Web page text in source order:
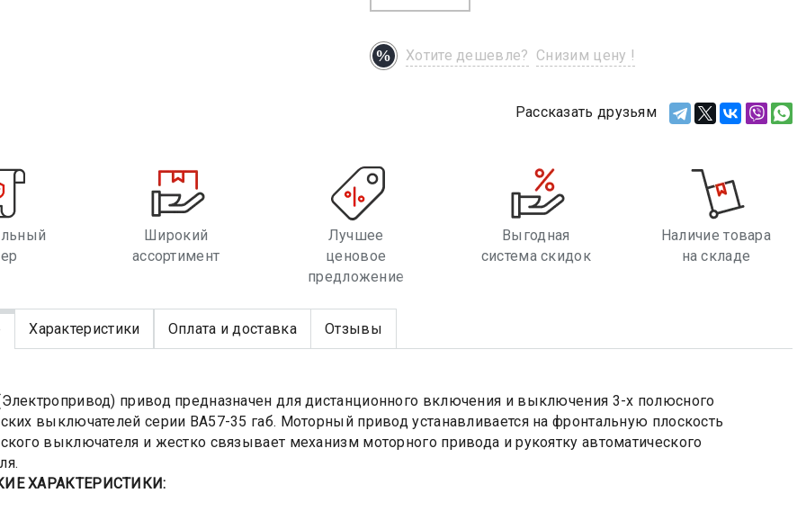
Хотите дешевле? Снизим цену !
Рассказать друзьям
Широкий
ассортимент
Лучшее
ценовое
предложение
Выгодная
система скидок
Наличие товара
на складе
Характеристики Оплата и доставка Отзывы
привод предназначен для дистанционного включения и выключения 3-х полюсного
выключателей серии ВА57-35 габ. Моторный привод устанавливается на фронтальную плоскость
выключателя и жестко связывает механизм моторного привода и рукоятку автоматического
ХАРАКТЕРИСТИКИ: